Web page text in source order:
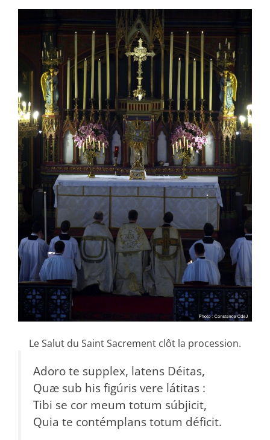
Le Salut du Saint Sacrement clôt la procession.
Adoro te supplex, latens Déitas,
Quæ sub his figúris vere látitas :
Tibi se cor meum totum súbjicit,
Quia te contémplans totum déficit.